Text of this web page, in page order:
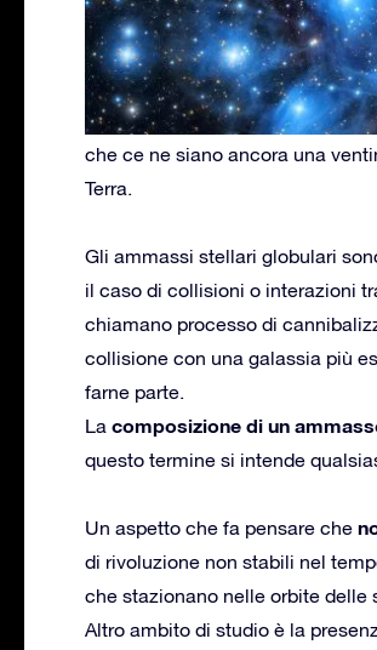
che ce ne siano ancora una
Terra.
Gli ammassi stellari globulari
il caso di collisioni o interazioni
chiamano processo di
collisione con una galassia più
farne parte.
La composizione di un
questo termine si intende
Un aspetto che fa pensare che
di rivoluzione non stabili nel
che stazionano nelle orbite delle
Altro ambito di studio è la